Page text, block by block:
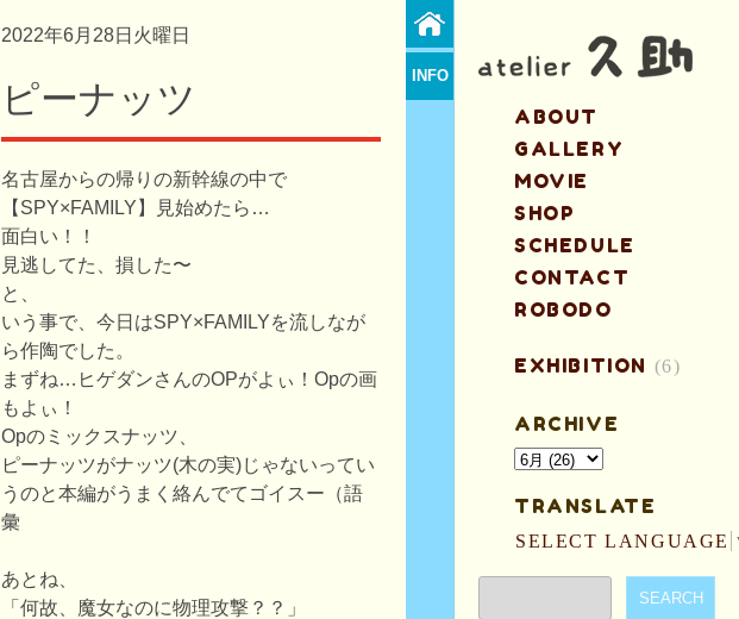
2022年6月28日火曜日
ピーナッツ
名古屋からの帰りの新幹線の中で
【SPY×FAMILY】見始めたら…
面白い！！
見逃してた、損した〜
と、
いう事で、今日はSPY×FAMILYを流しなが
ら作陶でした。
まずね…ヒゲダンさんのOPがよぃ！Opの画
もよぃ！
Opのミックスナッツ、
ピーナッツがナッツ(木の実)じゃないってい
うのと本編がうまく絡んでてゴイスー（語
彙
あとね、
「何故、魔女なのに物理攻撃？？」
INFO
ABOUT
GALLERY
MOVIE
SHOP
SCHEDULE
CONTACT
ROBODO
EXHIBITION (6)
ARCHIVE
TRANSLATE
SELECT LANGUAGE